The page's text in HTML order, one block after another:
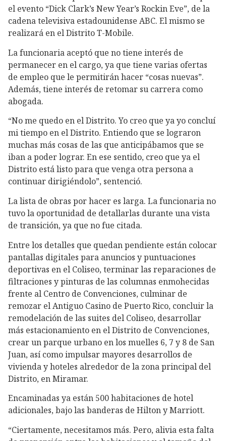
el evento “Dick Clark’s New Year’s Rockin Eve”, de la
cadena televisiva estadounidense ABC. El mismo se
realizará en el Distrito T-Mobile.
La funcionaria aceptó que no tiene interés de
permanecer en el cargo, ya que tiene varias ofertas
de empleo que le permitirán hacer “cosas nuevas”.
Además, tiene interés de retomar su carrera como
abogada.
“No me quedo en el Distrito. Yo creo que ya yo concluí
mi tiempo en el Distrito. Entiendo que se lograron
muchas más cosas de las que anticipábamos que se
iban a poder lograr. En ese sentido, creo que ya el
Distrito está listo para que venga otra persona a
continuar dirigiéndolo”, sentenció.
La lista de obras por hacer es larga. La funcionaria no
tuvo la oportunidad de detallarlas durante una vista
de transición, ya que no fue citada.
Entre los detalles que quedan pendiente están colocar
pantallas digitales para anuncios y puntuaciones
deportivas en el Coliseo, terminar las reparaciones de
filtraciones y pinturas de las columnas enmohecidas
frente al Centro de Convenciones, culminar de
remozar el Antiguo Casino de Puerto Rico, concluir la
remodelación de las suites del Coliseo, desarrollar
más estacionamiento en el Distrito de Convenciones,
crear un parque urbano en los muelles 6, 7 y 8 de San
Juan, así como impulsar mayores desarrollos de
vivienda y hoteles alrededor de la zona principal del
Distrito, en Miramar.
Encaminadas ya están 500 habitaciones de hotel
adicionales, bajo las banderas de Hilton y Marriott.
“Ciertamente, necesitamos más. Pero, alivia esta falta